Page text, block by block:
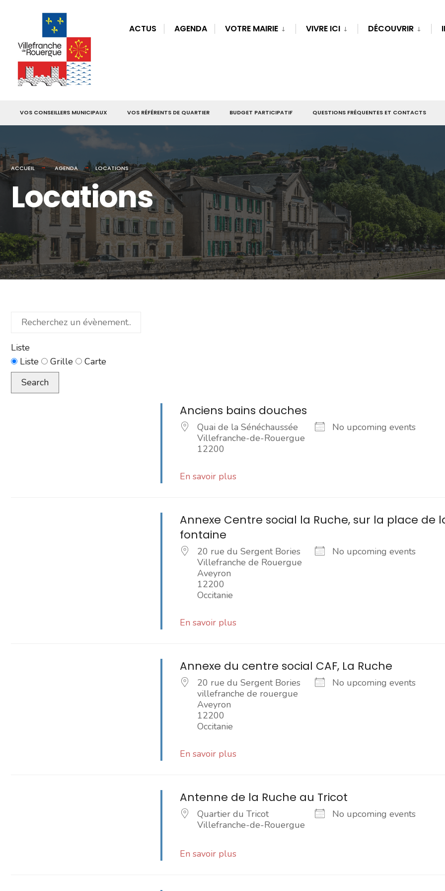
ACTUS AGENDA VOTRE MAIRIE VIVRE ICI DÉCOUVRIR
VOS CONSEILLERS MUNICIPAUX VOS RÉFÉRENTS DE QUARTIER BUDGET PARTICIPATIF QUESTIONS FRÉQUENTES ET CONTACTS
ACCUEIL AGENDA LOCATIONS
Locations
Recherchez
évènement...
Liste
Type
d’affichage
des
Liste Grille
Carte
Search
Anciens bains douches
Quai de la Sénéchaussée
Villefranche-de-Rouergue
12200
No upcoming events
En savoir plus
Annexe Centre social la Ruche, sur la place de
fontaine
20 rue du Sergent Bories
Villefranche de Rouergue
Aveyron
12200
Occitanie
No upcoming events
En savoir plus
Annexe du centre social CAF, La Ruche
20 rue du Sergent Bories
villefranche de rouergue
Aveyron
12200
Occitanie
No upcoming events
En savoir plus
Antenne de la Ruche au Tricot
Quartier du Tricot
Villefranche-de-Rouergue
No upcoming events
En savoir plus